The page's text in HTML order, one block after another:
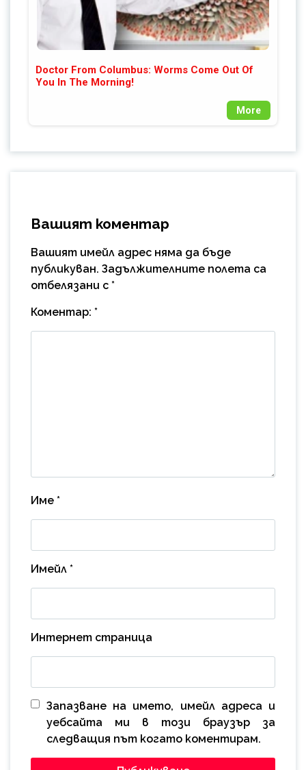
Doctor From Columbus: Worms Come Out Of
You In The Morning!
More
Вашият коментар
Вашият имейл адрес няма да бъде
публикуван. Задължителните полета са
отбелязани с *
Коментар: *
Име *
Имейл *
Интернет страница
Запазване на името, имейл адреса и
уебсайта ми в този браузър за
следващия път когато коментирам.